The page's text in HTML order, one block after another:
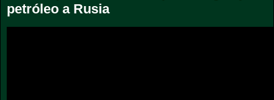
petróleo a Rusia